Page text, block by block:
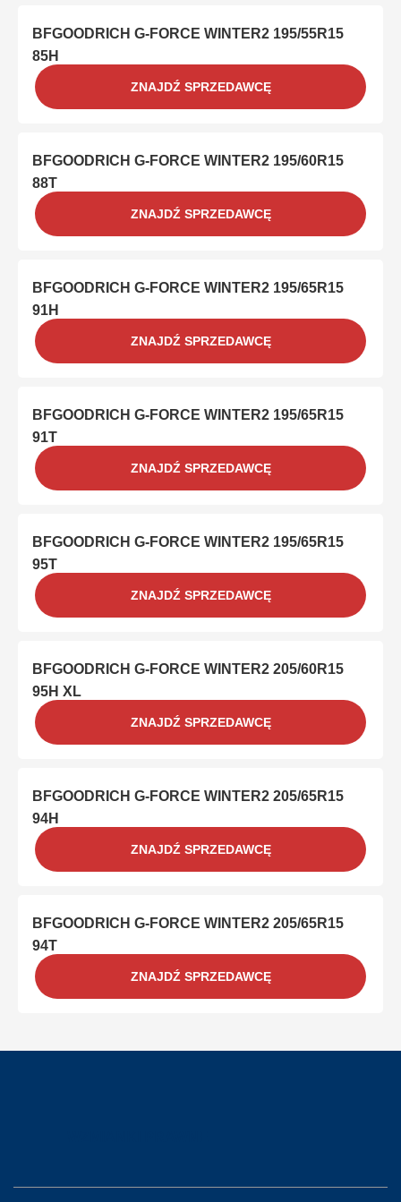
BFGOODRICH G-FORCE WINTER2 195/55R15
85H
ZNAJDŹ SPRZEDAWCĘ
BFGOODRICH G-FORCE WINTER2 195/60R15
88T
ZNAJDŹ SPRZEDAWCĘ
BFGOODRICH G-FORCE WINTER2 195/65R15
91H
ZNAJDŹ SPRZEDAWCĘ
BFGOODRICH G-FORCE WINTER2 195/65R15
91T
ZNAJDŹ SPRZEDAWCĘ
BFGOODRICH G-FORCE WINTER2 195/65R15
95T
ZNAJDŹ SPRZEDAWCĘ
BFGOODRICH G-FORCE WINTER2 205/60R15
95H XL
ZNAJDŹ SPRZEDAWCĘ
BFGOODRICH G-FORCE WINTER2 205/65R15
94H
ZNAJDŹ SPRZEDAWCĘ
BFGOODRICH G-FORCE WINTER2 205/65R15
94T
ZNAJDŹ SPRZEDAWCĘ